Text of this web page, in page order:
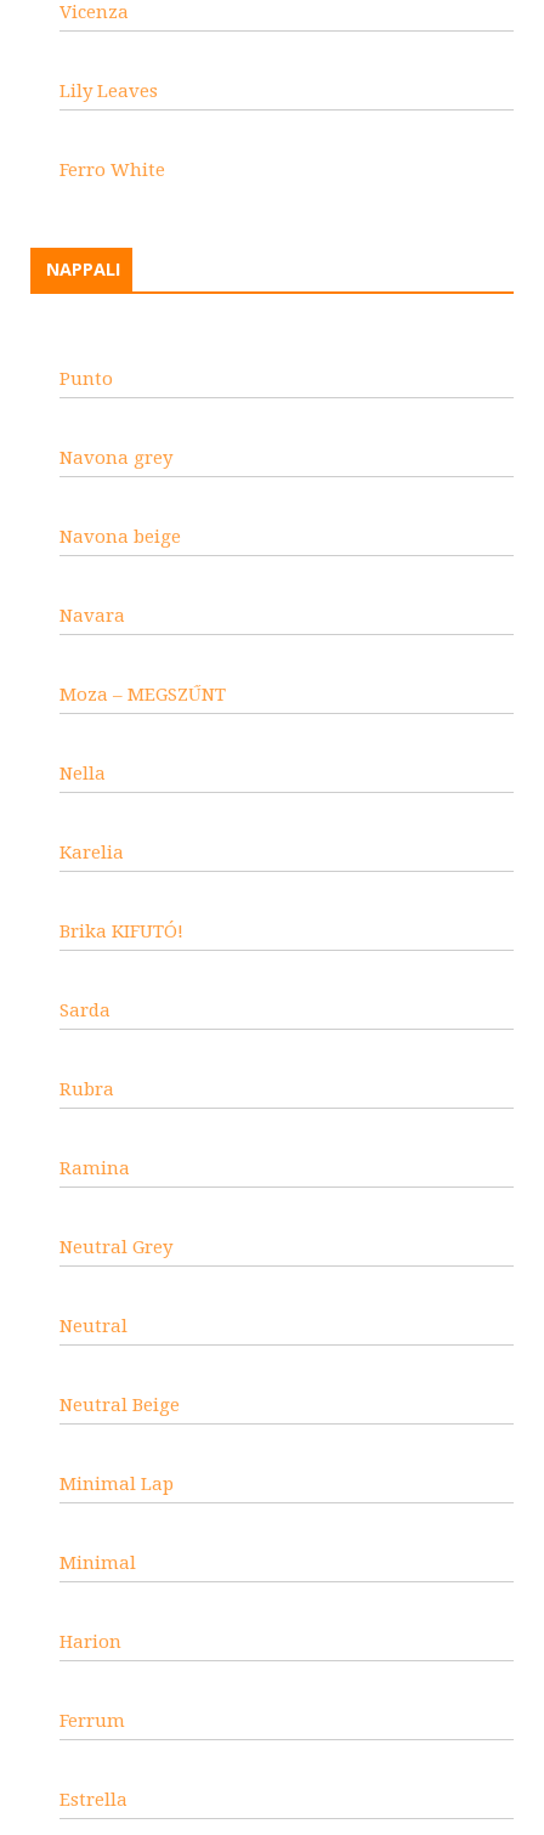
Vicenza
Lily Leaves
Ferro White
NAPPALI
Punto
Navona grey
Navona beige
Navara
Moza – MEGSZŰNT
Nella
Karelia
Brika KIFUTÓ!
Sarda
Rubra
Ramina
Neutral Grey
Neutral
Neutral Beige
Minimal Lap
Minimal
Harion
Ferrum
Estrella